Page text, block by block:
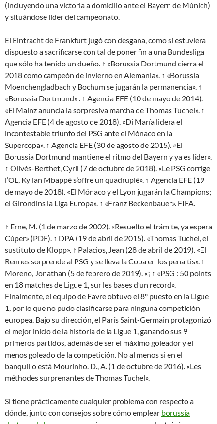
(incluyendo una victoria a domicilio ante el Bayern de Múnich)
y situándose líder del campeonato.
El Eintracht de Frankfurt jugó con desgana, como si estuviera
dispuesto a sacrificarse con tal de poner fin a una Bundesliga
que sólo ha tenido un dueño. ↑ «Borussia Dortmund cierra el
2018 como campeón de invierno en Alemania». ↑ «Borussia
Moenchengladbach y Bochum se jugarán la permanencia». ↑
«Borussia Dortmund» . ↑ Agencia EFE (10 de mayo de 2014).
«El Mainz anuncia la sorpresiva marcha de Thomas Tuchel». ↑
Agencia EFE (4 de agosto de 2018). «Di María lidera el
incontestable triunfo del PSG ante el Mónaco en la
Supercopa». ↑ Agencia EFE (30 de agosto de 2015). «El
Borussia Dortmund mantiene el ritmo del Bayern y ya es líder».
↑ Olivès-Berthet, Cyril (7 de octubre de 2018). «Le PSG corrige
l’OL, Kylian Mbappé s’offre un quadruplé». ↑ Agencia EFE (19
de mayo de 2018). «El Mónaco y el Lyon jugarán la Champions;
el Girondins la Liga Europa». ↑ «Franz Beckenbauer». FIFA.
↑ Erne, M. (1 de marzo de 2002). «Resuelto el trámite, ya espera
Cúper» (PDF). ↑ DPA (19 de abril de 2015). «Thomas Tuchel, el
sustituto de Klopp». ↑ Palacios, Jean (28 de abril de 2019). «El
Rennes sorprende al PSG y se lleva la Copa en los penaltis». ↑
Moreno, Jonathan (5 de febrero de 2019). «¡ ↑ «PSG : 50 points
en 18 matches de Ligue 1, sur les bases d’un record».
Finalmente, el equipo de Favre obtuvo el 8º puesto en la Ligue
1, por lo que no pudo clasificarse para ninguna competición
europea. Bajo su dirección, el París Saint-Germain protagonizó
el mejor inicio de la historia de la Ligue 1, ganando sus 9
primeros partidos, además de ser el máximo goleador y el
menos goleado de la competición. No al menos si en el
banquillo está Mourinho. D., A. (1 de octubre de 2016). «Les
méthodes surprenantes de Thomas Tuchel».
Si tiene prácticamente cualquier problema con respecto a
dónde, junto con consejos sobre cómo emplear borussia